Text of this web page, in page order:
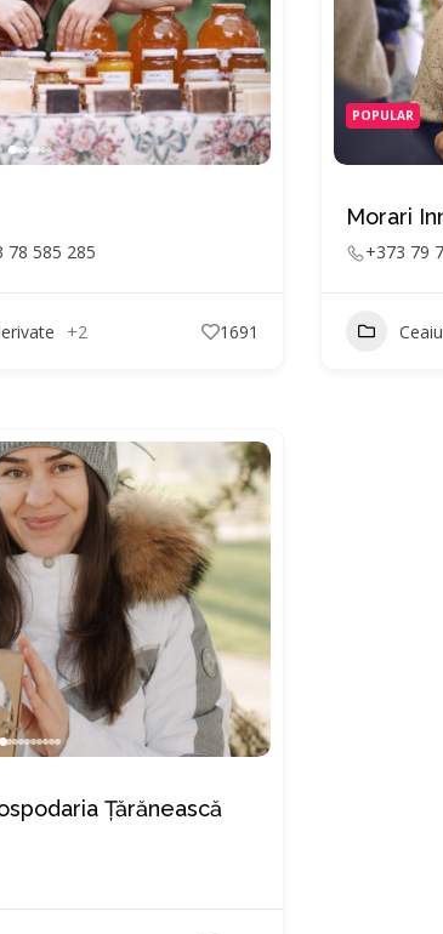
78 585 285
+2 1691
POPULAR
Morari
+373 79
Ţărănească